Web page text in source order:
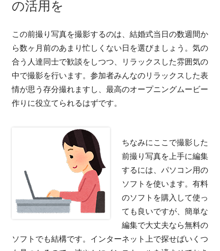
の活用を
この前撮り写真を撮影するのは、結婚式当日の数週間か
ら数ヶ月前のあまり忙しくない日を選びましょう。気の
合う人達同士で歓談をしつつ、リラックスした雰囲気の
中で撮影を行います。参加者みんなのリラックスした表
情が思う存分撮れますし、最高のオープニングムービー
作りに役立てられるはずです。
ちなみにここで撮影した
前撮り写真を上手に編集
するには、パソコン用の
ソフトを使います。有料
のソフトを購入して使っ
ても良いですが、簡単な
編集で大丈夫なら無料の
ソフトでも結構です。インターネット上で探せばいくつ